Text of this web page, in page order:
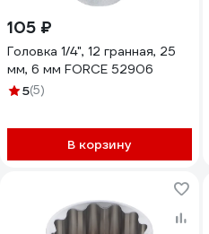
105 ₽
Головка 1/4", 12 гранная, 25
мм, 6 мм FORCE 52906
5(5)
В корзину